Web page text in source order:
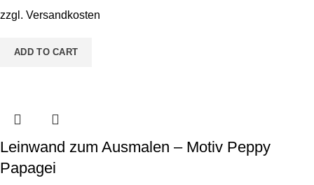
Perry
quantity
zzgl. Versandkosten
ADD TO CART
Leinwand zum Ausmalen – Motiv Peppy
Papagei